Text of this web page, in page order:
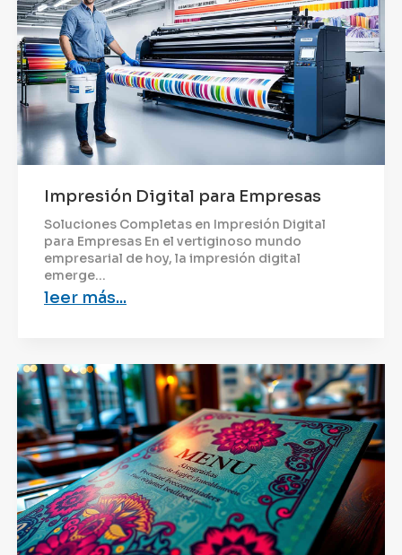
Impresión Digital para Empresas
Soluciones Completas en Impresión Digital
para Empresas En el vertiginoso mundo
empresarial de hoy, la impresión digital
emerge...
leer más...